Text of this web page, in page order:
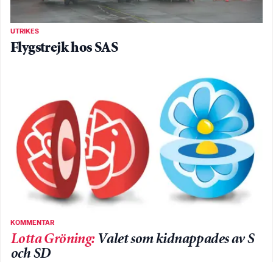
UTRIKES
Flygstrejk hos SAS
KOMMENTAR
Lotta Gröning: Valet som kidnappades av S
och SD